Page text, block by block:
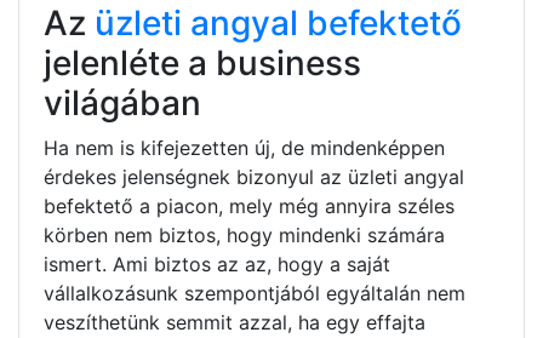
Az üzleti angyal befektető
jelenléte a business
világában
Ha nem is kifejezetten új, de mindenképpen
érdekes jelenségnek bizonyul az üzleti angyal
befektető a piacon, mely még annyira széles
körben nem biztos, hogy mindenki számára
ismert. Ami biztos az az, hogy a saját
vállalkozásunk szempontjából egyáltalán nem
veszíthetünk semmit azzal, ha egy effajta